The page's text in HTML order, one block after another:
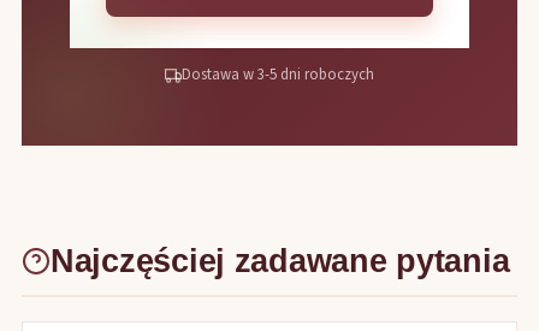
Dostawa w 3-5 dni roboczych
Najczęściej zadawane pytania